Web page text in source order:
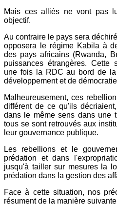
Mais ces alliés ne vont pas
objectif.
Au contraire le pays sera
opposera le régime Kabila à
des pays africains (Rwanda,
puissances étrangères. Cette
une fois la RDC au bord de
développement et de
Malheureusement, ces
différent de ce qu'ils
dans le même sens dans une
tous se sont retrouvés aux
leur gouvernance publique.
Les rebellions et le
prédation et dans
jusqu'à tailler sur mesures la
prédation dans la gestion des
Face à cette situation, nos
résument de la manière suivante